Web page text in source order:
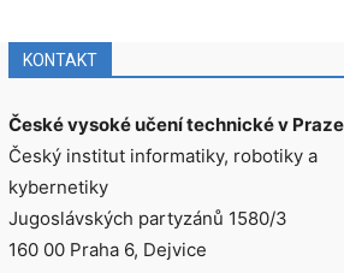
KONTAKT
České vysoké učení technické v Praze
Český institut informatiky, robotiky a
kybernetiky
Jugoslávských partyzánů 1580/3
160 00 Praha 6, Dejvice